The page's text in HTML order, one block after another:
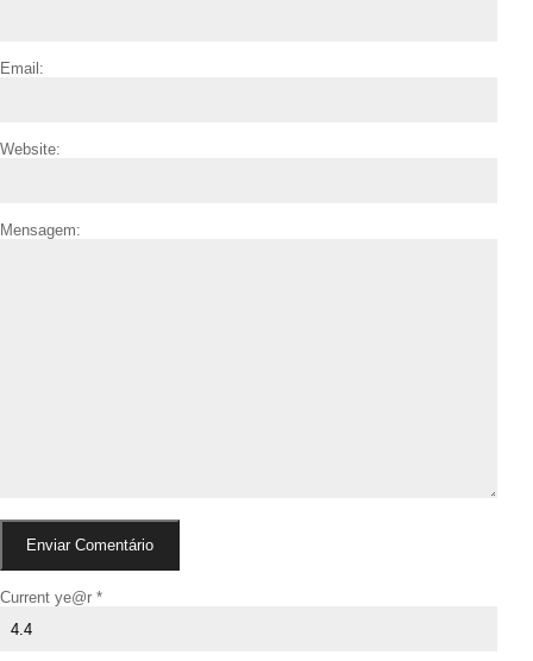
Email:
Website:
Mensagem:
Current ye@r *